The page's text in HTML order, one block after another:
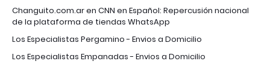
Changuito.com.ar en CNN en Español: Repercusión nacional
de la plataforma de tiendas WhatsApp
Los Especialistas Pergamino - Envios a Domicilio
Los Especialistas Empanadas - Envios a Domicilio